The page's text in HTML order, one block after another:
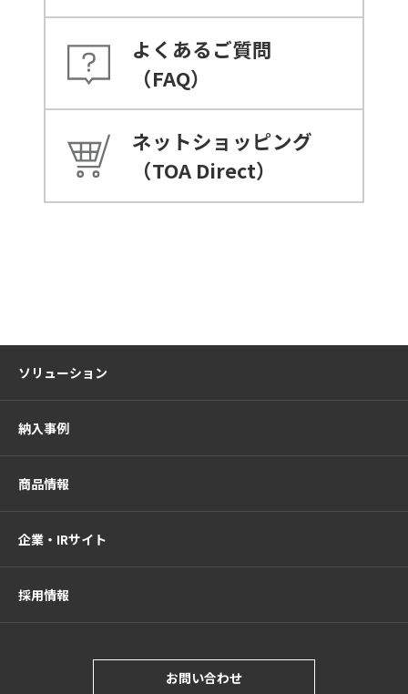
よくあるご質問
（FAQ）
ネットショッピング
（TOA Direct）
ソリューション
納入事例
商品情報
企業・IRサイト
採用情報
お問い合わせ